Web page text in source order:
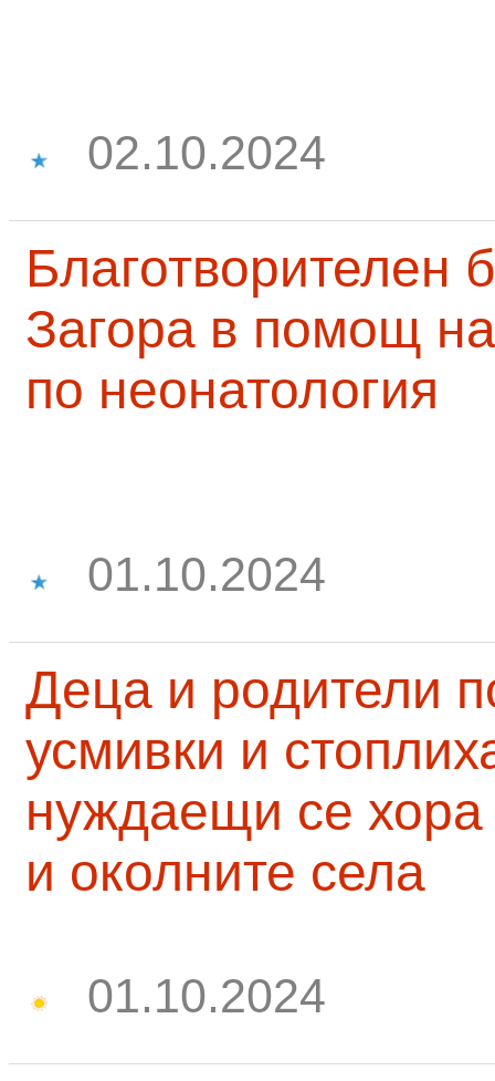
02.10.2024
Благотворителен
Загора в помощ
по неонатология
01.10.2024
Деца и родители
усмивки и
нуждаещи се
и околните села
01.10.2024